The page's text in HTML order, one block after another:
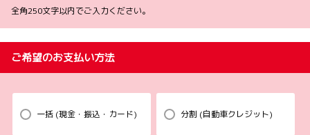
全角250文字以内でご入力ください。
ご希望のお支払い方法
一括 (現金・振込・カード) 分割 (自動車クレジット)